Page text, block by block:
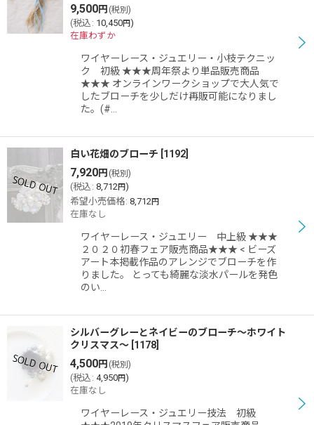
9,500円 (税別)
(税込 : 10,450円)
在庫わずか
ワイヤーレース・ジュエリー・小枝テクニッ
ク 初級 ★★★周年祭より単品販売商品
★★★ オンラインワークショップで大人気で
したブローチを少しだけ再販可能になりまし
た。(#…
白い花畑のブローチ 1192
7,920円 (税別)
(税込 : 8,712円)
希望小売価格: 8,712円
在庫なし
ワイヤーレース・ジュエリー 中上級 ★★★
２０２０初春フェア販売商品★★★ < ビーズ
アート本掲載作品のアレンジでブローチを作
りました。 とっても綺麗な淡水パールを発色
のい…
シルバーグレーとネイビーのブローチ〜ホワイト
クリスマス〜 1178
4,500円 (税別)
(税込 : 4,950円)
在庫なし
ワイヤーレース・ジュエリー技法 初級